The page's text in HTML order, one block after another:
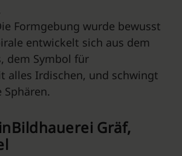
Formgebung wurde bewusst
entwickelt sich aus dem
dem Symbol für
alles Irdischen, und schwingt
Gräf,